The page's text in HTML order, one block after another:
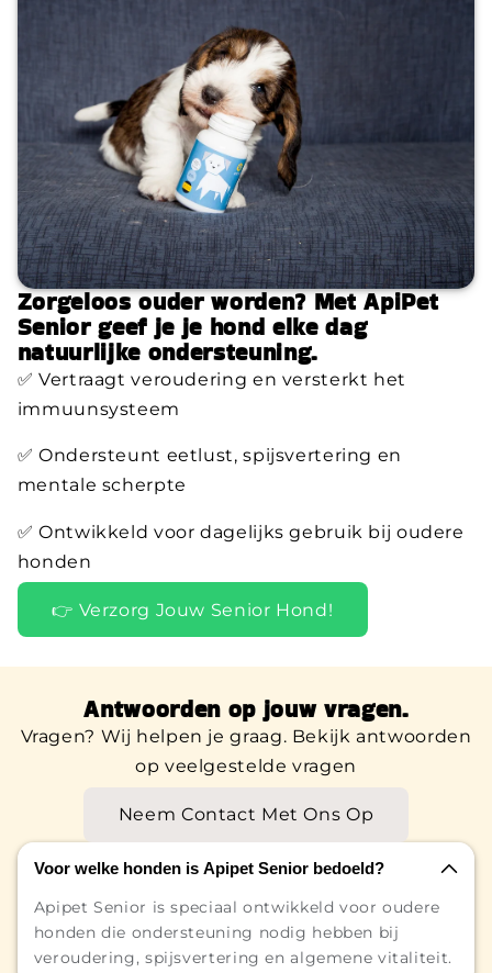
Zorgeloos ouder worden? Met ApiPet
Senior geef je je hond elke dag
natuurlijke ondersteuning.
✅ Vertraagt veroudering en versterkt het
immuunsysteem
✅ Ondersteunt eetlust, spijsvertering en
mentale scherpte
✅ Ontwikkeld voor dagelijks gebruik bij oudere
honden
👉 Verzorg Jouw Senior Hond!
Voor welke honden is Apipet Senior bedoeld?
Apipet Senior is speciaal ontwikkeld voor oudere
honden die ondersteuning nodig hebben bij
veroudering, spijsvertering en algemene vitaliteit.
Antwoorden op jouw vragen.
Vragen? Wij helpen je graag. Bekijk antwoorden
op veelgestelde vragen
Neem Contact Met Ons Op